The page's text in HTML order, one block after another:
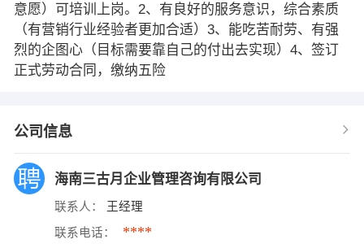
意愿）可培训上岗。2、有良好的服务意识，综合素质
（有营销行业经验者更加合适）3、能吃苦耐劳、有强
烈的企图心（目标需要靠自己的付出去实现）4、签订
正式劳动合同，缴纳五险
公司信息
海南三古月企业管理咨询有限公司
联系人： 王经理
联系电话： ****